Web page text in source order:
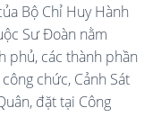
Bộ Chỉ Huy Hành
Sư Đoàn nằm
phủ, các thành phần
chức, Cảnh Sát
đặt tại Công